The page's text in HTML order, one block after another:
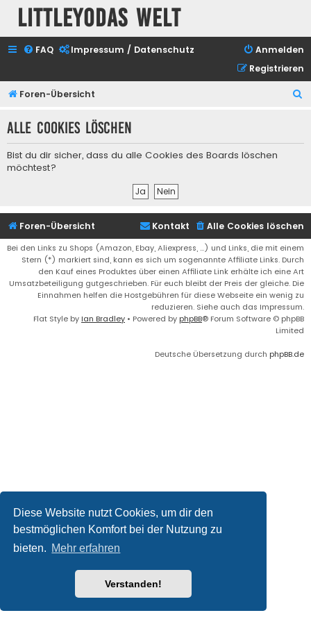
Diese Website nutzt Cookies, um dir den
bestmöglichen Komfort bei der Nutzung zu
bieten. Mehr erfahren
Verstanden!
Littleyodas Welt
FAQ Impressum / Datenschutz
Anmelden
Registrieren
Foren-Übersicht
h
Alle Cookies löschen
Bist du dir sicher, dass du alle Cookies des Boards löschen
möchtest?
Foren-Übersicht Alle Cookies löschen
Kontakt
Bei den Links zu Shops (Amazon, Ebay, Aliexpress, ...) und Links, die mit einem
Stern (*) markiert sind, kann es sich um sogenannte Affiliate Links. Durch
den Kauf eines Produktes über einen Affiliate Link erhälte ich eine Art
Umsatzbeteiligung gutgeschrieben. Für euch bleibt der Preis der gleiche. Die
Einnahmen helfen die Hostgebühren für diese Webseite ein wenig zu
reduzieren. Siehe auch das Impressum.
Flat Style by Ian Bradley • Powered by phpBB® Forum Software © phpBB
Limited
Deutsche Übersetzung durch phpBB.de